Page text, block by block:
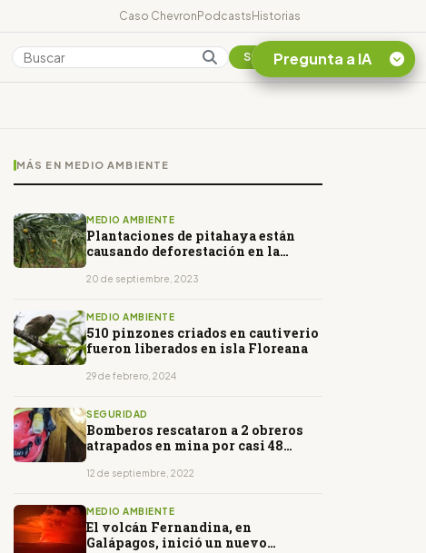
Caso ChevronPodcastsHistorias
Colombia Suscribirse
MÁS EN MEDIO AMBIENTE
MEDIO AMBIENTE
Plantaciones de pitahaya están
causando deforestación en la
20 de septiembre, 2023
MEDIO AMBIENTE
510 pinzones criados en cautiverio
fueron liberados en isla Floreana
29 de febrero, 2024
SEGURIDAD
Bomberos rescataron a 2 obreros
atrapados en mina por casi 48
12 de septiembre, 2022
MEDIO AMBIENTE
El volcán Fernandina, en
Galápagos, inició un nuevo
Pregunta a IA
¿En que consiste la